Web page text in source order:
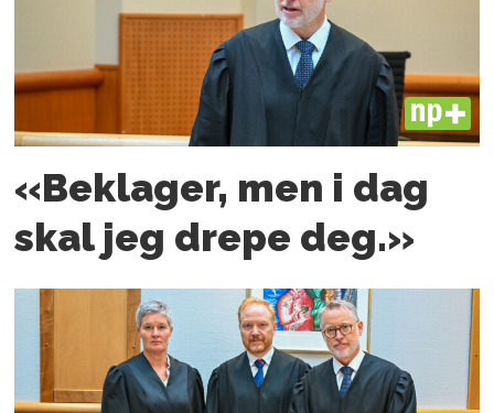
PLUS
«Beklager, men i dag
skal jeg drepe deg.»